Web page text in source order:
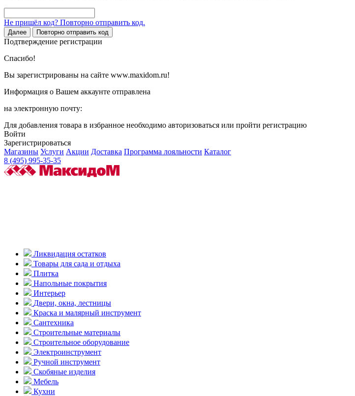
Не пришёл код? Повторно отправить код.
Далее Повторно отправить код
Подтверждение регистрации
Спасибо!
Вы зарегистрированы на сайте www.maxidom.ru!
Информация о Вашем аккаунте отправлена
на электронную почту:
Для добавления товара в избранное необходимо авторизоваться или пройти регистрацию
Войти
Зарегистрироваться
Магазины Услуги Акции Доставка Программа лояльности Каталог
8 (495) 995-35-35
Ликвидация остатков
Товары для сада и отдыха
Плитка
Напольные покрытия
Интерьер
Двери, окна, лестницы
Краска и малярный инструмент
Сантехника
Строительные материалы
Строительное оборудование
Электроинструмент
Ручной инструмент
Скобяные изделия
Мебель
Кухни